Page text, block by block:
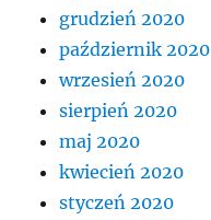
grudzień 2020
październik 2020
wrzesień 2020
sierpień 2020
maj 2020
kwiecień 2020
styczeń 2020